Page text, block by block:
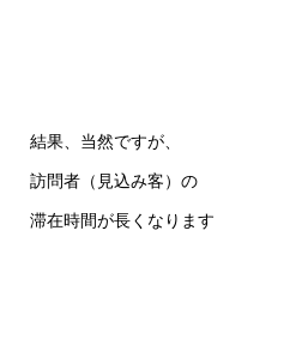
結果、当然ですが、
訪問者（見込み客）の
滞在時間が長くなります